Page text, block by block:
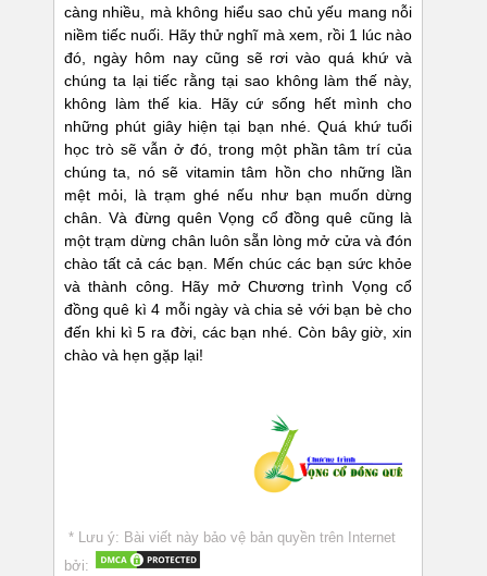
càng nhiều, mà không hiểu sao chủ yếu mang nỗi
niềm tiếc nuối. Hãy thử nghĩ mà xem, rồi 1 lúc nào
đó, ngày hôm nay cũng sẽ rơi vào quá khứ và
chúng ta lại tiếc rằng tại sao không làm thế này,
không làm thế kia. Hãy cứ sống hết mình cho
những phút giây hiện tại bạn nhé. Quá khứ tuổi
học trò sẽ vẫn ở đó, trong một phần tâm trí của
chúng ta, nó sẽ vitamin tâm hồn cho những lần
mệt mỏi, là trạm ghé nếu như bạn muốn dừng
chân. Và đừng quên Vọng cổ đồng quê cũng là
một trạm dừng chân luôn sẵn lòng mở cửa và đón
chào tất cả các bạn. Mến chúc các bạn sức khỏe
và thành công. Hãy mở Chương trình Vọng cổ
đồng quê kì 4 mỗi ngày và chia sẻ với bạn bè cho
đến khi kì 5 ra đời, các bạn nhé. Còn bây giờ, xin
chào và hẹn gặp lại!
* Lưu ý: Bài viết này bảo vệ bản quyền trên Internet
bởi: